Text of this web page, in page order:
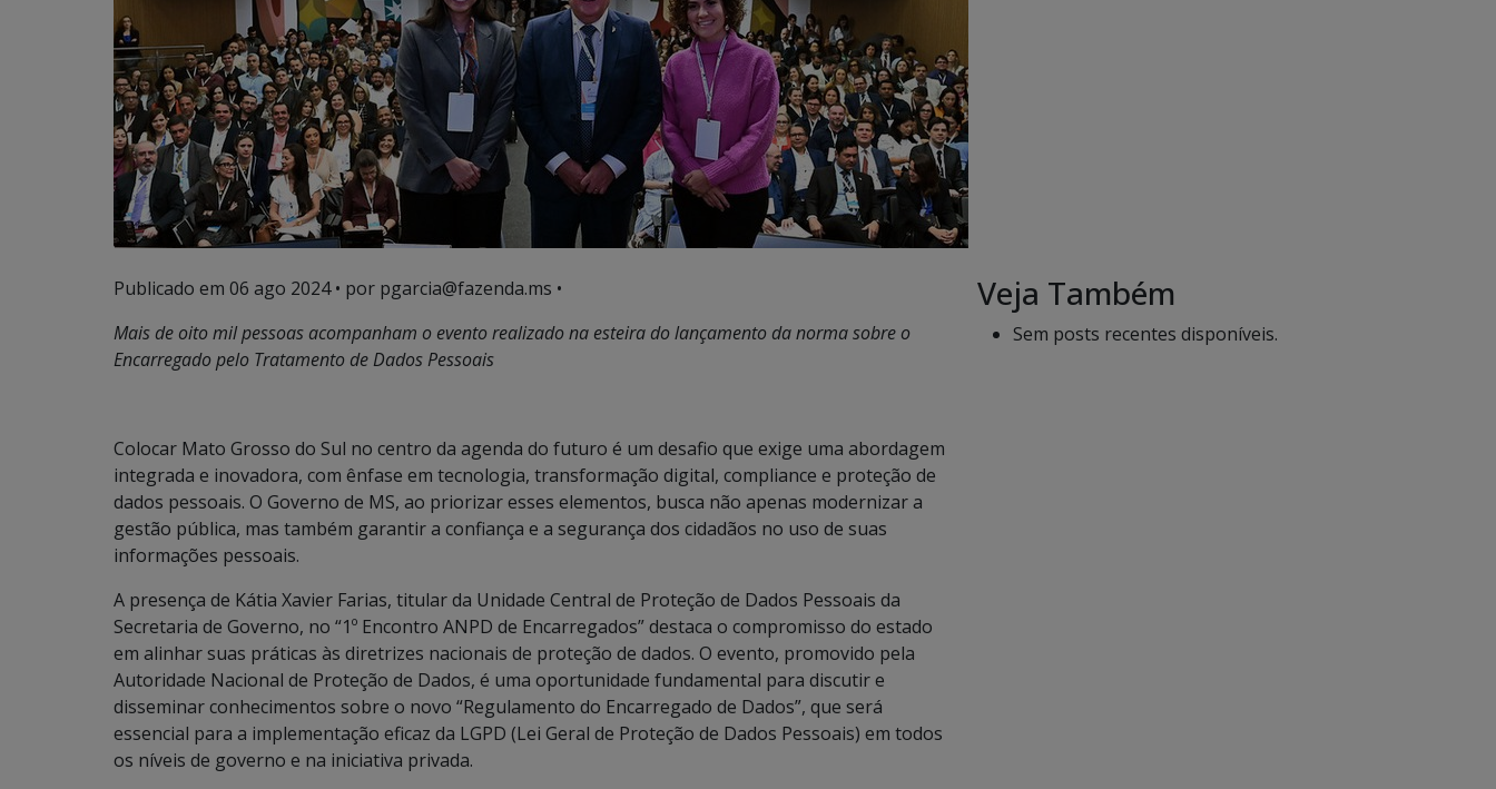
Publicado em 06 ago 2024• por pgarcia@fazenda.ms •
Mais de oito mil pessoas acompanham o evento realizado na esteira do lançamento da norma sobre o
Encarregado pelo Tratamento de Dados Pessoais
Colocar Mato Grosso do Sul no centro da agenda do futuro é um desafio que exige uma abordagem
integrada e inovadora, com ênfase em tecnologia, transformação digital, compliance e proteção de
dados pessoais. O Governo de MS, ao priorizar esses elementos, busca não apenas modernizar a
gestão pública, mas também garantir a confiança e a segurança dos cidadãos no uso de suas
informações pessoais.
A presença de Kátia Xavier Farias, titular da Unidade Central de Proteção de Dados Pessoais da
Secretaria de Governo, no “1º Encontro ANPD de Encarregados” destaca o compromisso do estado
em alinhar suas práticas às diretrizes nacionais de proteção de dados. O evento, promovido pela
Autoridade Nacional de Proteção de Dados, é uma oportunidade fundamental para discutir e
disseminar conhecimentos sobre o novo “Regulamento do Encarregado de Dados”, que será
essencial para a implementação eficaz da LGPD (Lei Geral de Proteção de Dados Pessoais) em todos
os níveis de governo e na iniciativa privada.
Veja Também
Sem posts recentes disponíveis.